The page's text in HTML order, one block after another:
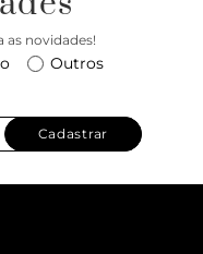
as novidades!
Outros
Cadastrar